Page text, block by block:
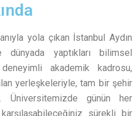
yola çıkan İstanbul Aydın
yaptıkları bilimsel
akademik kadrosu,
yerleşkeleriyle, tam bir şehir
Üniversitemizde günün her
sürekli bir